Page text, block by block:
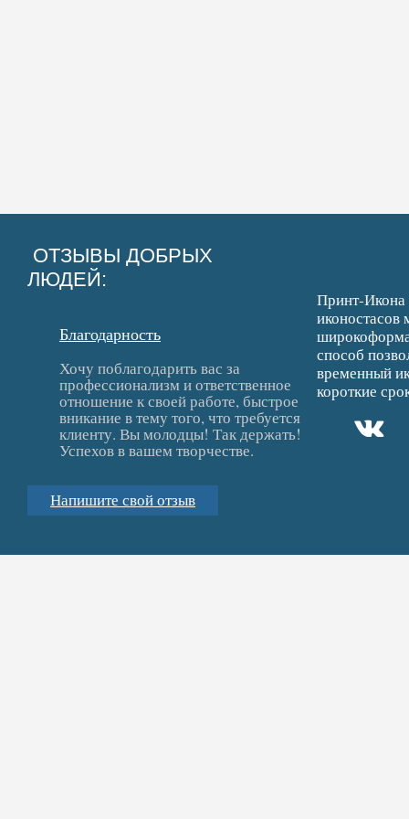
ОТЗЫВЫ ДОБРЫХ
ЛЮДЕЙ:
Благодарность
Хочу поблагодарить вас за
профессионализм и ответственное
отношение к своей работе, быстрое
вникание в тему того, что требуется
клиенту. Вы молодцы! Так держать!
Успехов в вашем творчестве.
Напишите свой отзыв
Принт-Икона
иконостасов
способ
временный
короткие